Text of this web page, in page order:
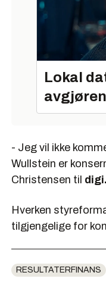
Lokal
- Jeg vil ikke
Wullstein er
Christensen til
Hverken
tilgjengelige for
RESULTATERFINANS